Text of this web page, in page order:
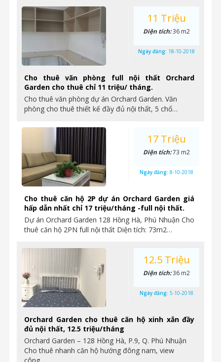
Cho thuê văn phòng full nội thất Orchard
Garden cho thuê chỉ 11 triệu/ tháng.
Cho thuê văn phòng dự án Orchard Garden. Văn
phòng cho thuê thiết kế đầy đủ nội thất, 5 chổ…
11 Triệu
Diện tích:36 m2
Ngày đăng: 18-10-2018
Cho thuê căn hộ 2P dự án Orchard Garden giá
hấp dẫn nhất chỉ 17 triệu/tháng -full nội thất.
Dự án Orchard Garden 128 Hồng Hà, Phú Nhuận Cho
thuê căn hộ 2PN full nội thất Diện tích: 73m2…
17 Triệu
Diện tích:73 m2
Ngày đăng: 8-10-2018
Orchard Garden cho thuê căn hộ xinh xắn đầy
đủ nội thất, 12.5 triệu/tháng
Orchard Garden – 128 Hồng Hà, P.9, Q. Phú Nhuận
Cho thuê nhanh căn hộ hướng đông nam, view
12.5 Triệu
Diện tích:36 m2
Ngày đăng: 5-10-2018